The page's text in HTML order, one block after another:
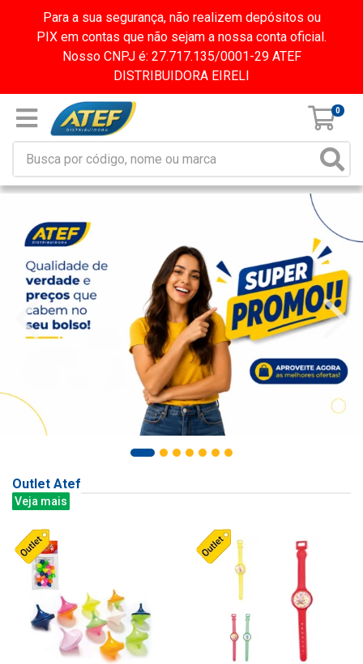
Para a sua segurança, não realizem depósitos ou
PIX em contas que não sejam a nossa conta oficial.
Nosso CNPJ é: 27.717.135/0001-29 ATEF
DISTRIBUIDORA EIRELI
0
Outlet Atef
Veja mais